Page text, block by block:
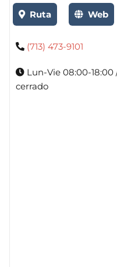
Ruta Web
(713) 473-9101
Lun-Vie 08:00-18:00
cerrado